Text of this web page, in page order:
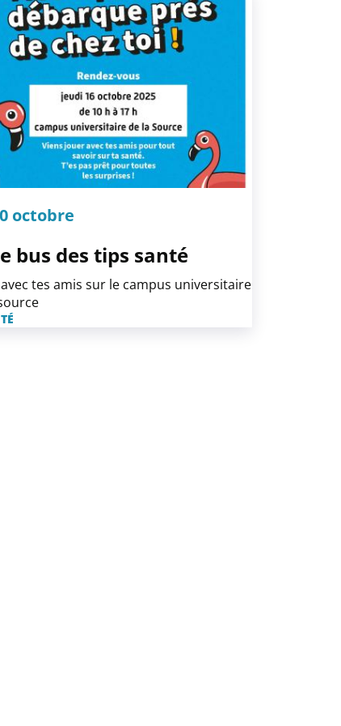
octobre
bus des tips santé
tes amis sur le campus universitaire